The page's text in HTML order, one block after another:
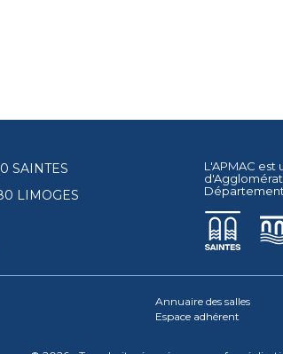
SAINTES
LIMOGES
L'APMAC est
Annuaire des salles
Espace adhérent